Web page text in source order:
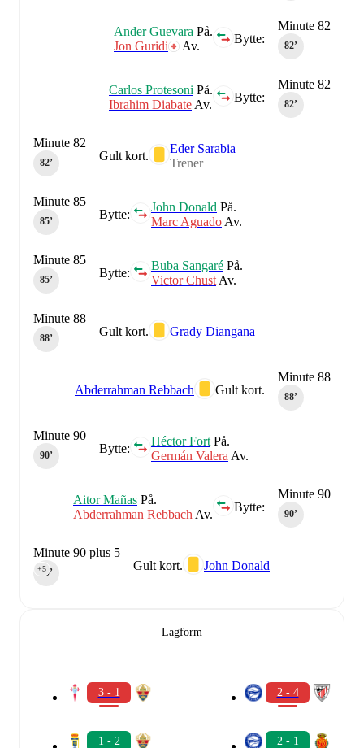
Minute 82
82‎’‎
Bytte:
Ander Guevara På.
Jon Guridi
Av.
Minute 82
82‎’‎
Bytte:
Carlos Protesoni På.
Ibrahim Diabate Av.
Gult kort.
Eder Sarabia
Trener
Minute 82
82‎’‎
Bytte:
John Donald På.
Marc Aguado Av.
Minute 85
85‎’‎
Bytte:
Buba Sangaré På.
Victor Chust Av.
Minute 85
85‎’‎
Gult kort. Grady Diangana
Minute 88
88‎’‎
Minute 88
88‎’‎
Gult kort.
Abderrahman Rebbach
Bytte:
Héctor Fort På.
Germán Valera Av.
Minute 90
90‎’‎
Minute 90
90‎’‎
Bytte:
Aitor Mañas På.
Abderrahman Rebbach Av.
Gult kort. John Donald
Minute 90 plus 5
90‎’‎
+5
Lagform
3 - 1
1 - 2
2 - 4
2 - 1